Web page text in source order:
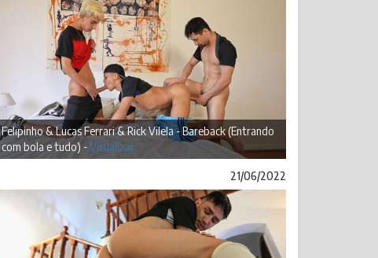
Felipinho & Lucas Ferrari & Rick Vilela - Bareback (Entrando
com bola e tudo) -Visualizar
21/06/2022